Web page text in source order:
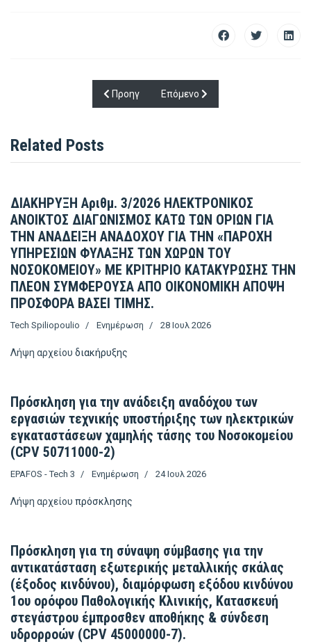
Προηγούμενο άρθρο: ΔΙΑΚΗΡΥΞΗ αριθμός:
Προηγ Επόμενο άρθρο: ΔΙΑΚΗΡΥΞΗ
Επόμενο
Related Posts
ΔΙΑΚΗΡΥΞΗ Αριθμ. 3/2026 ΗΛΕΚΤΡΟΝΙΚΟΣ
ΑΝΟΙΚΤΟΣ ΔΙΑΓΩΝΙΣΜΟΣ ΚΑΤΩ ΤΩΝ ΟΡΙΩΝ ΓΙΑ
ΤΗΝ ΑΝΑΔΕΙΞΗ ΑΝΑΔΟΧΟΥ ΓΙΑ ΤΗΝ «ΠΑΡΟΧΗ
ΥΠΗΡΕΣΙΩΝ ΦΥΛΑΞΗΣ ΤΩΝ ΧΩΡΩΝ ΤΟΥ
ΝΟΣΟΚΟΜΕΙΟΥ» ΜΕ ΚΡΙΤΗΡΙΟ ΚΑΤΑΚΥΡΩΣΗΣ ΤΗΝ
ΠΛΕΟΝ ΣΥΜΦΕΡΟΥΣΑ ΑΠΟ ΟΙΚΟΝΟΜΙΚΗ ΑΠΟΨΗ
ΠΡΟΣΦΟΡΑ ΒΑΣΕΙ ΤΙΜΗΣ.
Tech Spiliopoulio Ενημέρωση 28 Ιουλ 2026
Λήψη αρχείου διακήρυξης
Πρόσκληση για την ανάδειξη αναδόχου των
εργασιών τεχνικής υποστήριξης των ηλεκτρικών
εγκαταστάσεων χαμηλής τάσης του Νοσοκομείου
(CPV 50711000-2)
EPAFOS - Tech 3 Ενημέρωση 24 Ιουλ 2026
Λήψη αρχείου πρόσκλησης
Πρόσκληση για τη σύναψη σύμβασης για την
αντικατάσταση εξωτερικής μεταλλικής σκάλας
(έξοδος κινδύνου), διαμόρφωση εξόδου κινδύνου
1ου ορόφου Παθολογικής Κλινικής, Κατασκευή
στεγάστρου έμπροσθεν αποθήκης & σύνδεση
υδρορροών (CPV 45000000-7).